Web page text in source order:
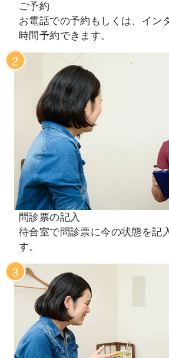
ご予約
お電話での予約もしくは、イン
時間予約できます。
2
問診票の記入
待合室で問診票に今の状態を記
す。
3